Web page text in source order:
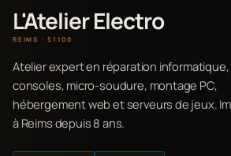
L'Atelier Electro
REIMS · 51100
Atelier expert en réparation informatique,
consoles, micro-soudure, montage PC,
hébergement web et serveurs de jeux.
à Reims depuis 8 ans.